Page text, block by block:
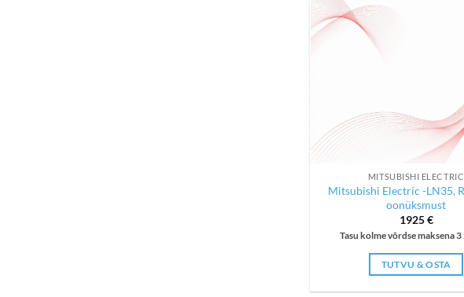
MITSUBISHI ELECTRIC
Mitsubishi Electric -LN35,
oonüksmust
1925€
Tasu kolme võrdse maksena 3
TUTVU & OSTA